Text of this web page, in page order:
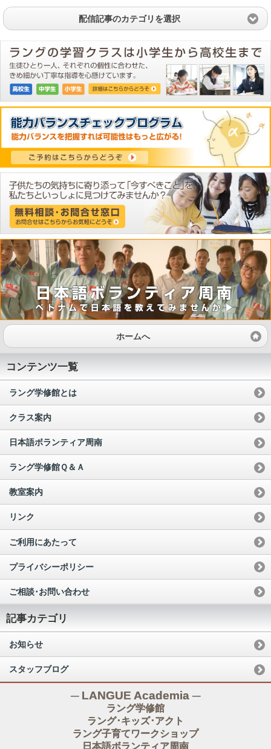
配信記事のカテゴリを選択
ホームへ
コンテンツ一覧
ラング学修館とは
クラス案内
日本語ボランティア周南
ラング学修館Ｑ＆Ａ
教室案内
リンク
ご利用にあたって
プライバシーポリシー
ご相談･お問い合わせ
記事カテゴリ
お知らせ
スタッフブログ
─ LANGUE Academia ─
ラング学修館
ラング･キッズ･アクト
ラング子育てワークショップ
日本語ボランティア周南